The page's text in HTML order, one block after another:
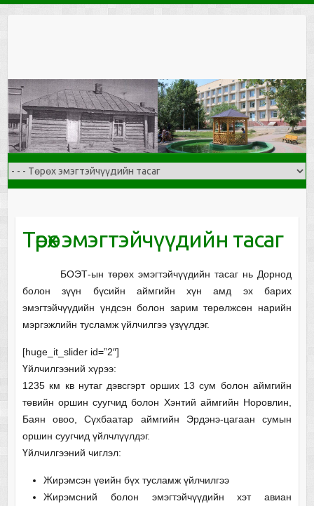
Төрөх эмэгтэйчүүдийн тасаг
БОЭТ-ын төрөх эмэгтэйчүүдийн тасаг нь Дорнод
болон зүүн бүсийн аймгийн хүн амд эх барих
эмэгтэйчүүдийн үндсэн болон зарим төрөлжсөн нарийн
мэргэжлийн тусламж үйлчилгээ үзүүлдэг.
[huge_it_slider id=”2″]
Үйлчилгээний хүрээ:
1235 км кв нутаг дэвсгэрт орших 13 сум болон аймгийн
төвийн оршин суугчид болон Хэнтий аймгийн Норовлин,
Баян овоо, Сүхбаатар аймгийн Эрдэнэ-цагаан сумын
оршин суугчид үйлчлүүлдэг.
Үйлчилгээний чиглэл:
Жирэмсэн үеийн бүх тусламж үйлчилгээ
Жирэмсний болон эмэгтэйчүүдийн хэт авиан